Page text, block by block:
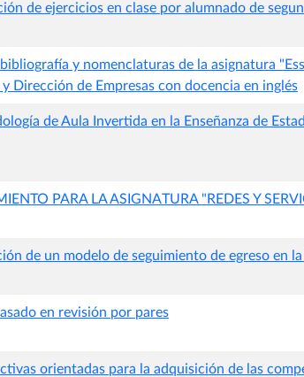
de ejercicios en clase por alumnado de
y nomenclaturas de la asignatura
Dirección de Empresas con docencia en inglés
de Aula Invertida en la Enseñanza de
PARA LA ASIGNATURA "REDES Y
de un modelo de seguimiento de egreso en la
en revisión por pares
orientadas para la adquisición de las